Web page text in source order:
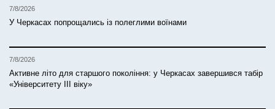
7/8/2026
У Черкасах попрощались із полеглими воїнами
7/8/2026
Активне літо для старшого покоління: у Черкасах завершився табір
«Університету ІІІ віку»